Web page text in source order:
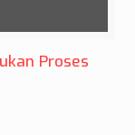
Proses